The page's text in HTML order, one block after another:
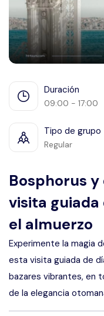
Duración
09:00 - 17:00
Tipo de grupo
Regular
Bosphorus
visita
el almuerzo
Experimente la magia
esta visita guiada de
bazares vibrantes, en
de la elegancia